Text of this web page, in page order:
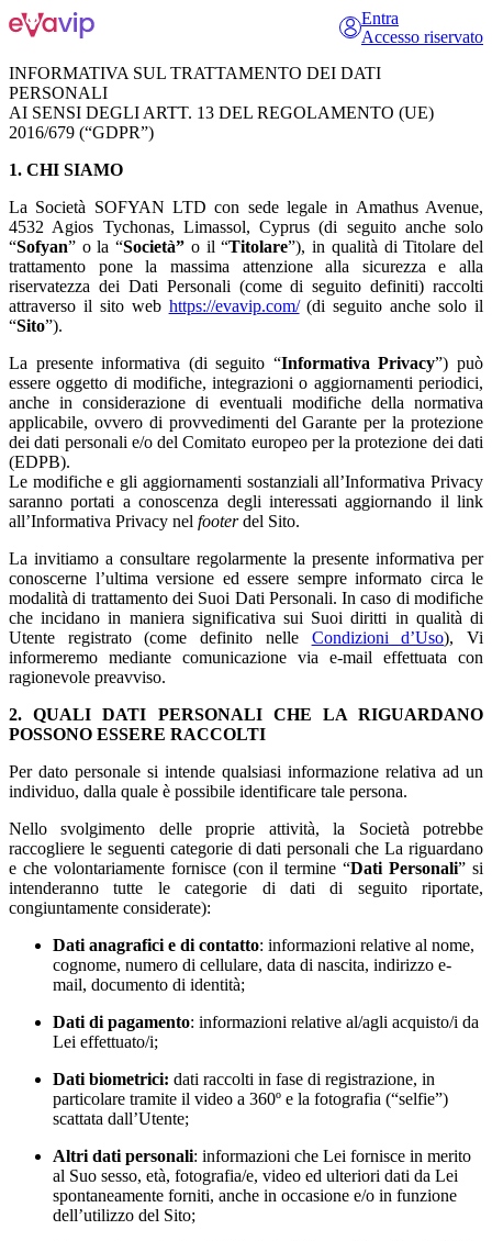
Entra
Accesso riservato
INFORMATIVA SUL TRATTAMENTO DEI DATI
PERSONALI
AI SENSI DEGLI ARTT. 13 DEL REGOLAMENTO (UE)
2016/679 (“GDPR”)
1. CHI SIAMO
La Società SOFYAN LTD con sede legale in Amathus Avenue,
4532 Agios Tychonas, Limassol, Cyprus (di seguito anche solo
“Sofyan” o la “Società” o il “Titolare”), in qualità di Titolare del
trattamento pone la massima attenzione alla sicurezza e alla
riservatezza dei Dati Personali (come di seguito definiti) raccolti
attraverso il sito web https://evavip.com/(di seguito anche solo il
“Sito”).
La presente informativa (di seguito “Informativa Privacy”) può
essere oggetto di modifiche, integrazioni o aggiornamenti periodici,
anche in considerazione di eventuali modifiche della normativa
applicabile, ovvero di provvedimenti del Garante per la protezione
dei dati personali e/o del Comitato europeo per la protezione dei dati
(EDPB).
Le modifiche e gli aggiornamenti sostanziali all’Informativa Privacy
saranno portati a conoscenza degli interessati aggiornando il link
all’Informativa Privacy nel footerdel Sito.
La invitiamo a consultare regolarmente la presente informativa per
conoscerne l’ultima versione ed essere sempre informato circa le
modalità di trattamento dei Suoi Dati Personali. In caso di modifiche
che incidano in maniera significativa sui Suoi diritti in qualità di
Utente registrato (come definito nelle Condizioni d’Uso), Vi
informeremo mediante comunicazione via e-mail effettuata con
ragionevole preavviso.
2. QUALI DATI PERSONALI CHE LA RIGUARDANO
POSSONO ESSERE RACCOLTI
Per dato personale si intende qualsiasi informazione relativa ad un
individuo, dalla quale è possibile identificare tale persona.
Nello svolgimento delle proprie attività, la Società potrebbe
raccogliere le seguenti categorie di dati personali che La riguardano
e che volontariamente fornisce (con il termine “Dati Personali” si
intenderanno tutte le categorie di dati di seguito riportate,
congiuntamente considerate):
Dati anagrafici e di contatto: informazioni relative al nome,
cognome, numero di cellulare, data di nascita, indirizzo e-
mail, documento di identità;
Dati di pagamento: informazioni relative al/agli acquisto/i da
Lei effettuato/i;
Dati biometrici: dati raccolti in fase di registrazione, in
particolare tramite il video a 360º e la fotografia (“selfie”)
scattata dall’Utente;
Altri dati personali: informazioni che Lei fornisce in merito
al Suo sesso, età, fotografia/e, video ed ulteriori dati da Lei
spontaneamente forniti, anche in occasione e/o in funzione
dell’utilizzo del Sito;